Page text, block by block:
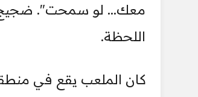
معك... لو سمحت". ضجيج
اللحظة.
كان الملعب يقع في